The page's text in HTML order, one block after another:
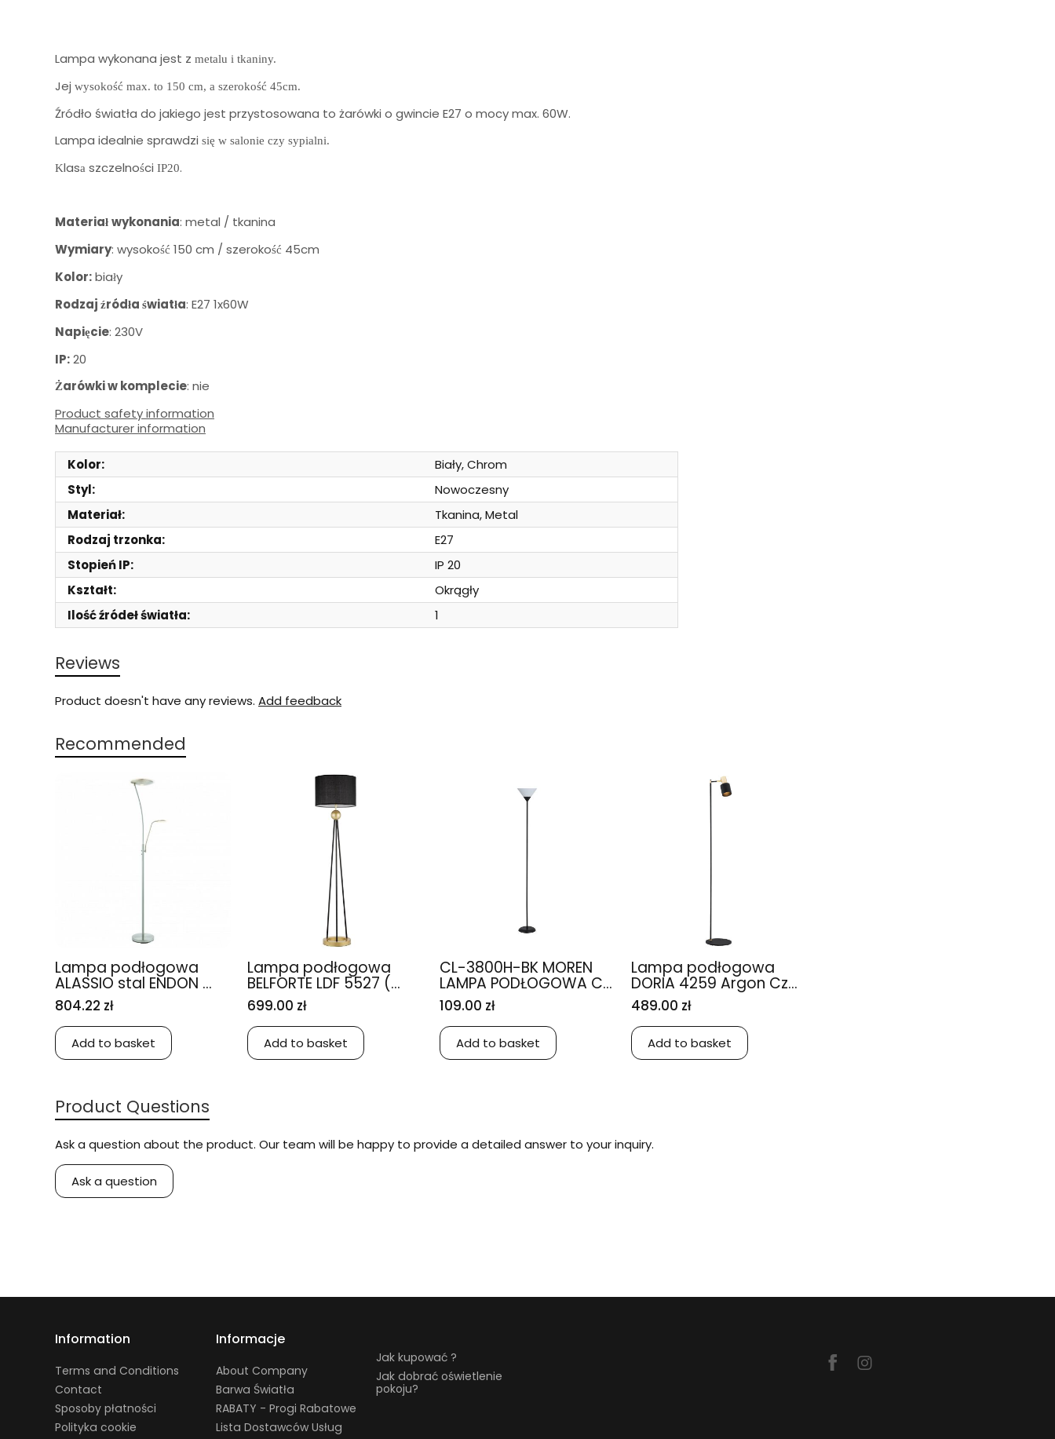
Lampa wykonana jest z metalu i tkaniny.
Jej wysokość max. to 150 cm, a szerokość 45cm.
Źródło światła do jakiego jest przystosowana to żarówki o gwincie E27 o mocy max. 60W.
Lampa idealnie sprawdzi się w salonie czy sypialni.
Klasa szczelności IP20.
Materiał wykonania: metal / tkanina
Wymiary: wysokość 150 cm / szerokość 45cm
Kolor:biały
Rodzaj źródła światła: E27 1x60W
Napięcie: 230V
IP:20
Żarówki w komplecie: nie
Product safety information
Manufacturer information
Kolor:
Biały, Chrom
Styl:
Nowoczesny
Materiał:
Tkanina, Metal
Rodzaj trzonka:
E27
Stopień IP:
IP 20
Kształt:
Okrągły
Ilość źródeł światła:
1
Reviews
Product doesn't have any reviews. Add feedback
Recommended
Lampa podłogowa
ALASSIO stal ENDON ...
804.22 zł
Add to basket
Lampa podłogowa
BELFORTE LDF 5527 (...
699.00 zł
Add to basket
CL-3800H-BK MOREN
LAMPA PODŁOGOWA C...
109.00 zł
Add to basket
Lampa podłogowa
DORIA 4259 Argon Cz...
489.00 zł
Add to basket
Product Questions
Ask a question about the product. Our team will be happy to provide a detailed answer to your inquiry.
Ask a question
Information
Terms and Conditions
Contact
Sposoby płatności
Polityka cookie
Informacje
About Company
Barwa Światła
RABATY - Progi Rabatowe
Lista Dostawców Usług
Jak kupować ?
Jak dobrać oświetlenie
pokoju?